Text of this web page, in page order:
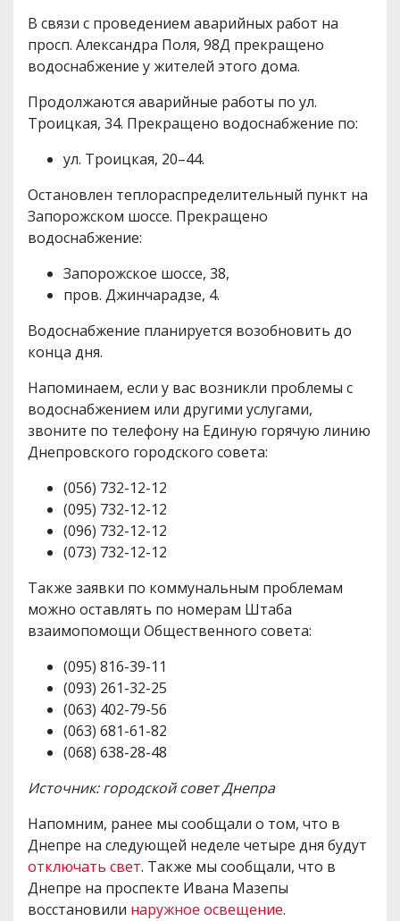
В связи с проведением аварийных работ на
просп. Александра Поля, 98Д прекращено
водоснабжение у жителей этого дома.
Продолжаются аварийные работы по ул.
Троицкая, 34. Прекращено водоснабжение по:
ул. Троицкая, 20–44.
Остановлен теплораспределительный пункт на
Запорожском шоссе. Прекращено
водоснабжение:
Запорожское шоссе, 38,
пров. Джинчарадзе, 4.
Водоснабжение планируется возобновить до
конца дня.
Напоминаем, если у вас возникли проблемы с
водоснабжением или другими услугами,
звоните по телефону на Единую горячую линию
Днепровского городского совета:
(056) 732-12-12
(095) 732-12-12
(096) 732-12-12
(073) 732-12-12
Также заявки по коммунальным проблемам
можно оставлять по номерам Штаба
взаимопомощи Общественного совета:
(095) 816-39-11
(093) 261-32-25
(063) 402-79-56
(063) 681-61-82
(068) 638-28-48
Источник: городской совет Днепра
Напомним, ранее мы сообщали о том, что в
Днепре на следующей неделе четыре дня будут
отключать свет. Также мы сообщали, что в
Днепре на проспекте Ивана Мазепы
восстановили наружное освещение.